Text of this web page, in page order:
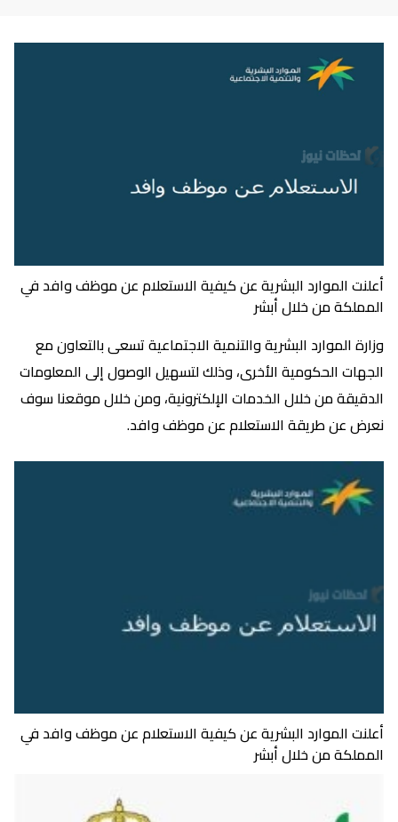
أعلنت الموارد البشرية عن كيفية الاستعلام عن موظف وافد في
المملكة من خلال أبشر
وزارة الموارد البشرية والتنمية الاجتماعية تسعى بالتعاون مع
الجهات الحكومية الأخرى، وذلك لتسهيل الوصول إلى المعلومات
الدقيقة من خلال الخدمات الإلكترونية، ومن خلال موقعنا سوف
نعرض عن طريقة الاستعلام عن موظف وافد.
أعلنت الموارد البشرية عن كيفية الاستعلام عن موظف وافد في
المملكة من خلال أبشر